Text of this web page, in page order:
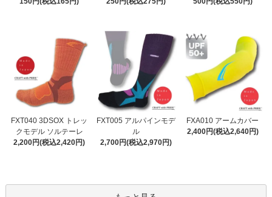
FXT040 3DSOX トレッ
クモデル ソルテーレ
2,200円(税込2,420円)
FXT005 アルパインモデ
ル
2,700円(税込2,970円)
FXA010 アームカバー
2,400円(税込2,640円)